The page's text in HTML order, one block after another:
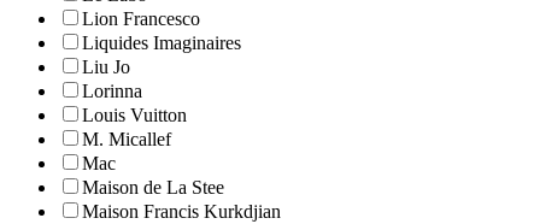
Lion Francesco
Liquides Imaginaires
Liu Jo
Lorinna
Louis Vuitton
M. Micallef
Mac
Maison de La Stee
Maison Francis Kurkdjian